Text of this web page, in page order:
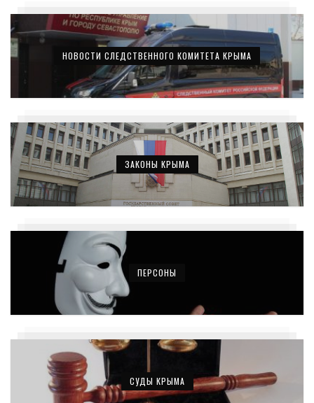
НОВОСТИ СЛЕДСТВЕННОГО КОМИТЕТА КРЫМА
ЗАКОНЫ КРЫМА
ПЕРСОНЫ
СУДЫ КРЫМА